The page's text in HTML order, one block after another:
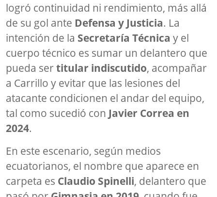
logró continuidad ni rendimiento, más allá
de su gol ante Defensa y Justicia. La
intención de la Secretaría Técnica y el
cuerpo técnico es sumar un delantero que
pueda sertitular indiscutido, acompañar
a Carrillo y evitar que las lesiones del
atacante condicionen el andar del equipo,
tal como sucedió con Javier Correa en
2024.
En este escenario, según medios
ecuatorianos, el nombre que aparece en
carpeta es Claudio Spinelli, delantero que